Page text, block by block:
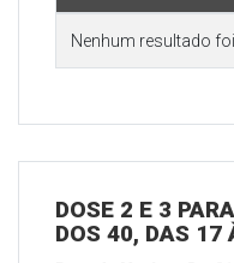
Nenhum resultado
DOSE 2 E 3
DOS 40, DAS 17